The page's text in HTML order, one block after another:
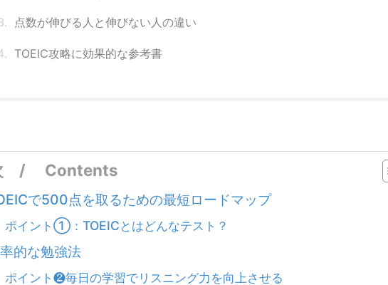
点数が伸びる人と伸びない人の違い
TOEIC攻略に効果的な参考書
/ Contents
で500点を取るための最短ロードマップ
ポイント①：TOEICとはどんなテスト？
的な勉強法
ポイント❷毎日の学習でリスニング力を向上させる